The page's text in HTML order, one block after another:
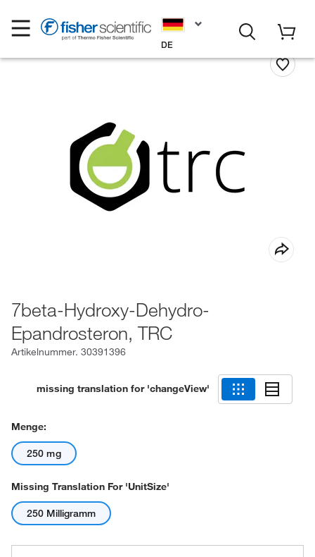
DE
7beta-Hydroxy-Dehydro-
Epandrosteron, TRC
Artikelnummer. 30391396
missing translation for 'changeView'
Menge:
250 mg
Missing Translation For 'unitSize'
250 Milligramm